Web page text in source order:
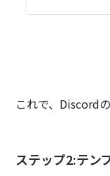
これで、Discord
ステップ2:テン